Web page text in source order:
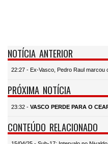
NOTÍCIA ANTERIOR
22:27 - Ex-Vasco, Pedro Raul marcou
PRÓXIMA NOTÍCIA
23:32 - VASCO PERDE PARA O
CONTEÚDO RELACIONADO